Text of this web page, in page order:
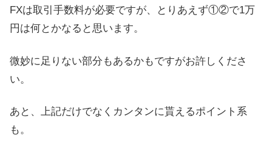
FXは取引手数料が必要ですが、とりあえず①②で1万
円は何とかなると思います。
微妙に足りない部分もあるかもですがお許しくださ
い。
あと、上記だけでなくカンタンに貰えるポイント系
も。